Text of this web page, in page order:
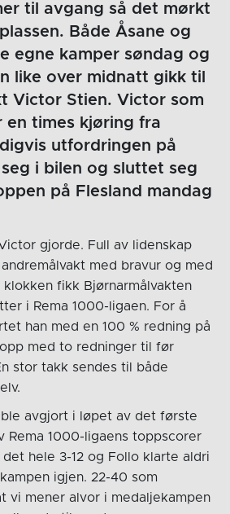
til avgang så det mørkt
Både Åsane og
egne kamper søndag og
like over midnatt gikk til
Victor Stien. Victor som
times kjøring fra
utfordringen på
i bilen og sluttet seg
på Flesland mandag
gjorde. Full av lidenskap
med bravur og med
fikk Bjørnarmålvakten
i Rema 1000-ligaen. For å
han med en 100 % redning på
med to redninger til før
stor takk sendes til både
avgjort i løpet av det første
Rema 1000-ligaens toppscorer
hele 3-12 og Follo klarte aldri
igjen. 22-40 som
vi mener alvor i medaljekampen